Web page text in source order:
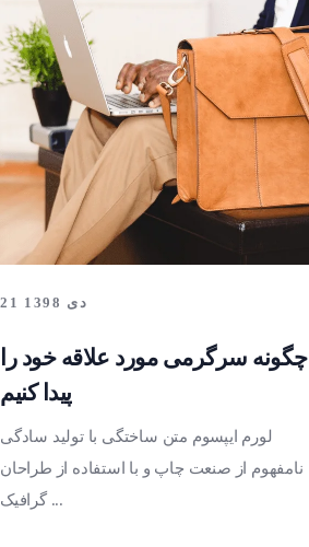
21 دی 1398
چگونه سرگرمی مورد علاقه خود را
پیدا کنیم
لورم ایپسوم متن ساختگی با تولید سادگی
نامفهوم از صنعت چاپ و با استفاده از طراحان
گرافیک ...